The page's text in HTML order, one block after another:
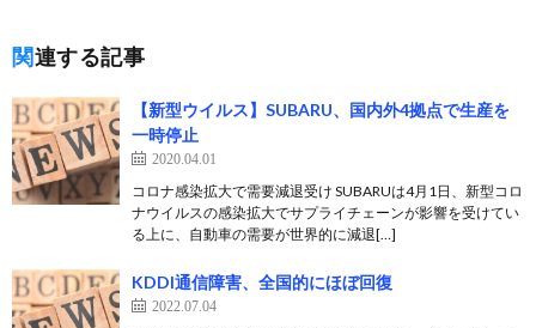
関連する記事
【新型ウイルス】SUBARU、国内外4拠点で生産を
一時停止
2020.04.01
コロナ感染拡大で需要減退受け SUBARUは4月1日、新型コロ
ナウイルスの感染拡大でサプライチェーンが影響を受けてい
る上に、自動車の需要が世界的に減退[…]
KDDI通信障害、全国的にほぼ回復
2022.07.04